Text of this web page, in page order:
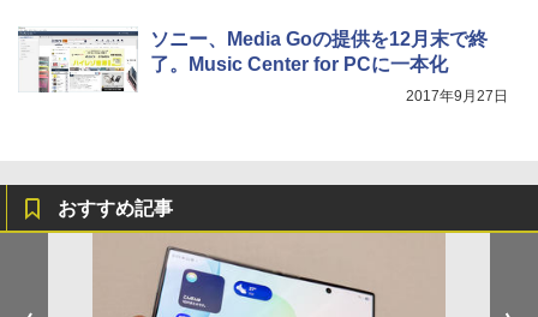
ソニー、Media Goの提供を12月末で終
了。Music Center for PCに一本化
2017年9月27日
おすすめ記事